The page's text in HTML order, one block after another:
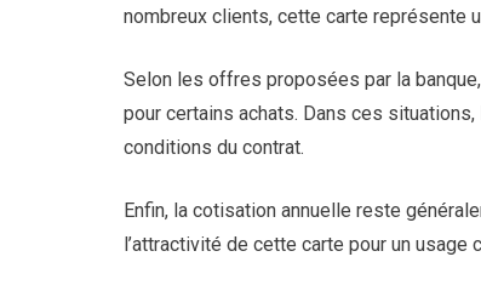
nombreux clients, cette carte représente
Selon les offres proposées par la
pour certains achats. Dans ces
conditions du contrat.
Enfin, la cotisation annuelle reste
l’attractivité de cette carte pour un usage